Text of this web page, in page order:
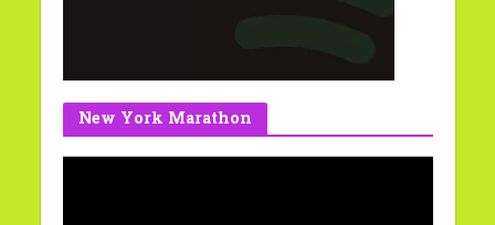
New York Marathon